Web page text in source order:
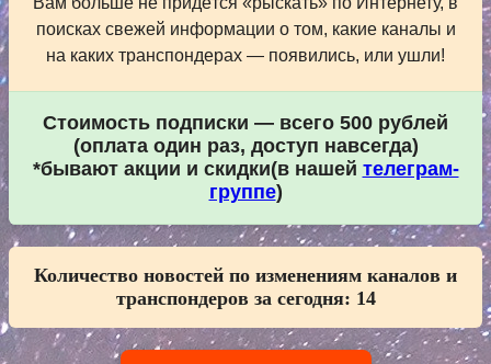
поисках свежей информации о том, какие каналы и
на каких транспондерах — появились, или ушли!
Стоимость подписки — всего 500 рублей
(оплата один раз, доступ навсегда)
*бывают акции и скидки(в нашей телеграм-
группе)
Количество новостей по изменениям каналов и
транспондеров за сегодня: 14